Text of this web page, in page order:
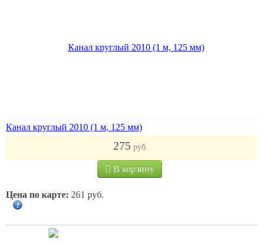
Канал круглый 2010 (1 м, 125 мм)
275 руб.
В корзину
Цена по карте: 261 руб.